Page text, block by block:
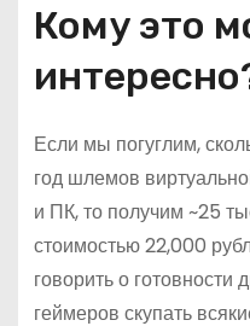
Кому это
Если мы погуглим,
год шлемов
и ПК, то получим ~25
стоимостью 22,000
говорить о готовности
геймеров скупать